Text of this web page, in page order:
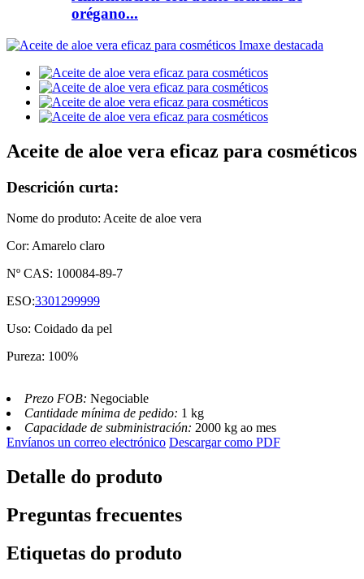
orégano...
Aceite de aloe vera eficaz para cosméticos
Descrición curta:
Nome do produto: Aceite de aloe vera
Cor: Amarelo claro
Nº CAS: 100084-89-7
ESO:3301299999
Uso: Coidado da pel
Pureza: 100%
Prezo FOB: Negociable
Cantidade mínima de pedido: 1 kg
Capacidade de subministración: 2000 kg ao mes
Envíanos un correo electrónico Descargar como PDF
Detalle do produto
Preguntas frecuentes
Etiquetas do produto